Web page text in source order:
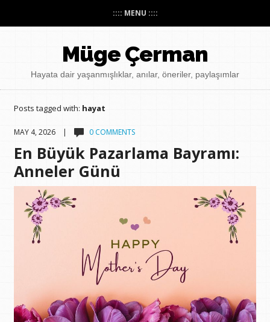
:::: MENU ::::
Müge Çerman
Hayata dair yaşanmışlıklar, anılar, öneriler, paylaşımlar
Posts tagged with: hayat
MAY 4, 2026 | 0 COMMENTS
En Büyük Pazarlama Bayramı:
Anneler Günü